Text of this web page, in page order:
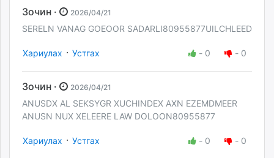
Зочин · 2026/04/21
SERELN VANAG GOEOOR SADARLI80955877UILCHLEED
Хариулах · Устгах - 0 - 0
Зочин · 2026/04/21
ANUSDX AL SEKSYGR XUCHINDEX AXN EZEMDMEER
ANUSN NUX XELEERE LAW DOLOON80955877
Хариулах · Устгах - 0 - 0